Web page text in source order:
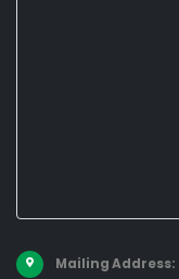
Mailing Address: